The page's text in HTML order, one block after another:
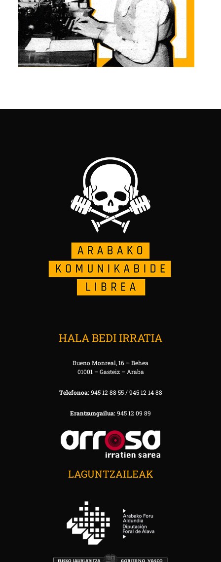
HALA BEDI IRRATIA
Bueno Monreal, 16 – Behea
01001 – Gasteiz – Araba
Telefonoa:945 12 88 55 / 945 12 14 88
Erantzungailua:945 12 09 89
LAGUNTZAILEAK